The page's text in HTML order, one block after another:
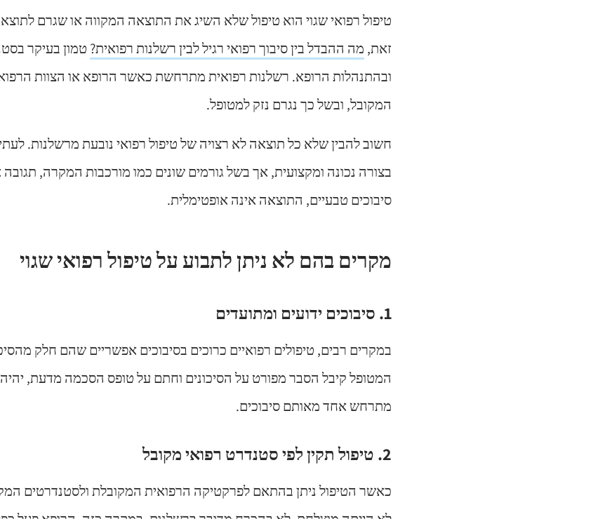
טיפול רפואי שגוי הוא טיפול שלא השיג את התוצאה המקווה או שגרם
זאת, מה ההבדל בין סיבוך רפואי רגיל לבין רשלנות רפואית? טמון בעיקר
ובהתנהלות הרופא. רשלנות רפואית מתרחשת כאשר הרופא או הצוות
המקובל, ובשל כך נגרם נזק למטופל.
חשוב להבין שלא כל תוצאה לא רצויה של טיפול רפואי נובעת מרשלנות.
בצורה נכונה ומקצועית, אך בשל גורמים שונים כמו מורכבות המקרה,
סיבוכים טבעיים, התוצאה אינה אופטימלית.
מקרים בהם לא ניתן לתבוע על טיפול רפואי שגוי
1. סיבוכים ידועים ומתועדים
במקרים רבים, טיפולים רפואיים כרוכים בסיבוכים אפשריים שהם חלק
המטופל קיבל הסבר מפורט על הסיכונים וחתם על טופס הסכמה מדעת,
מתרחש אחד מאותם סיבוכים.
2. טיפול תקין לפי סטנדרט רפואי מקובל
כאשר הטיפול ניתן בהתאם לפרקטיקה הרפואית המקובלת ולסטנדרטים